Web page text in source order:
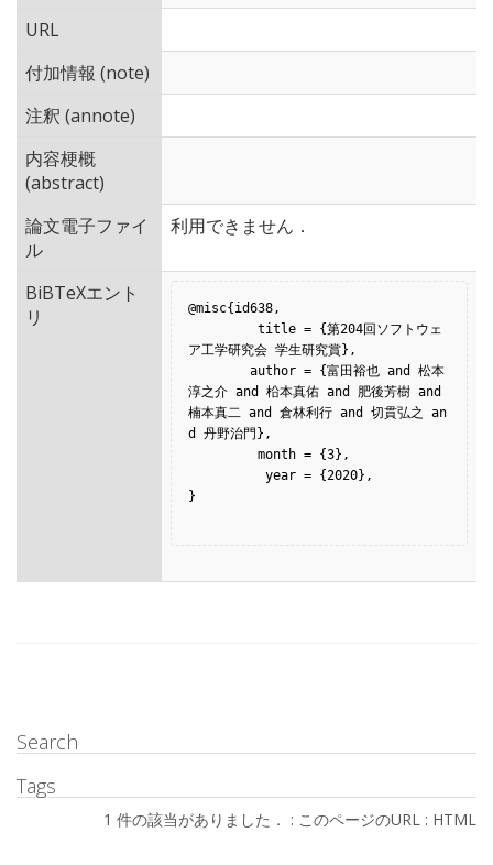
URL
付加情報 (note)
注釈 (annote)
内容梗概
(abstract)
論文電子ファイ
ル
利用できません．
BiBTeXエント
リ
@misc{id638,
ア工学研究会 学生研究賞},
淳之介 and 柗本真佑 and 肥後芳樹 and
楠本真二 and 倉林利行 and 切貫弘之 an
d 丹野治門},
}
Search
Tags
1 件の該当がありました． : このページのURL : HTML